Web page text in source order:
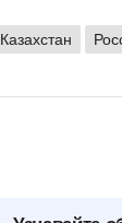
Казахстан